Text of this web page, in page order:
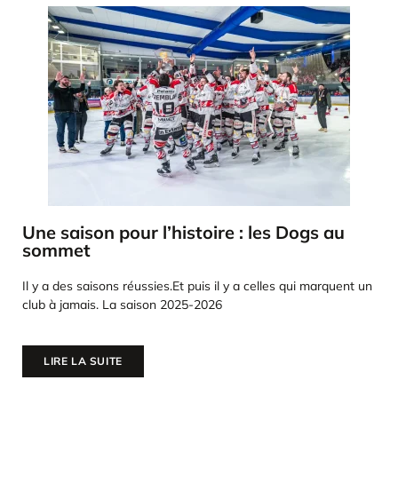
Une saison pour l’histoire : les Dogs au
sommet
Il y a des saisons réussies.Et puis il y a celles qui marquent un
club à jamais. La saison 2025-2026
LIRE LA SUITE